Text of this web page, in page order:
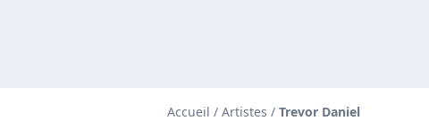
Accueil / Artistes / Trevor Daniel